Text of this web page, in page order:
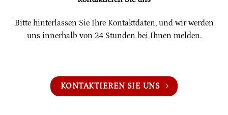
Bitte hinterlassen Sie Ihre Kontaktdaten, und wir werden
uns innerhalb von 24 Stunden bei Ihnen melden.
KONTAKTIEREN SIE UNS